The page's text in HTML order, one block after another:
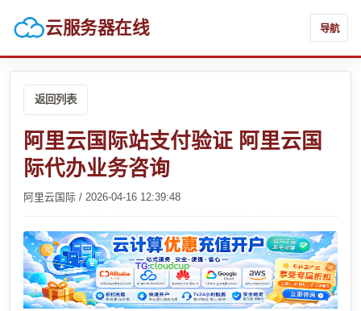
云服务器在线 导航
返回列表
阿里云国际站支付验证 阿里云国
际代办业务咨询
阿里云国际 / 2026-04-16 12:39:48